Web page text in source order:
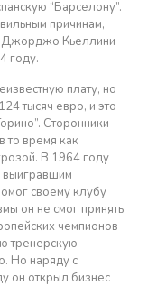
“Барселону”.
причинам,
Джорджо Кьеллини
году.
плату, но
тысяч евро, и это
Сторонники
то время как
В 1964 году
выигравшим
своему клубу
он не смог принять
чемпионов
тренерскую
Но наряду с
он открыл бизнес